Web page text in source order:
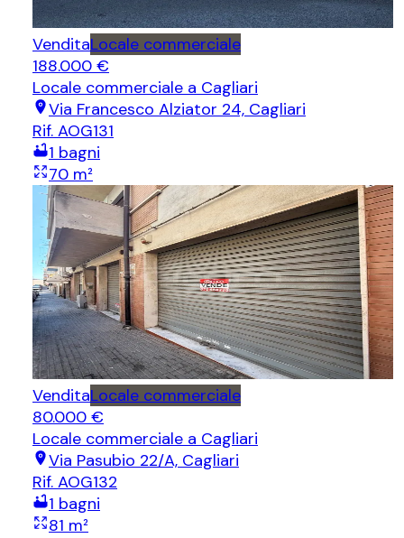
VenditaLocale commerciale
188.000 €
Locale commerciale a Cagliari
Via Francesco Alziator 24, Cagliari
Rif. AOG131
1 bagni
70 m²
VenditaLocale commerciale
80.000 €
Locale commerciale a Cagliari
Via Pasubio 22/A, Cagliari
Rif. AOG132
1 bagni
81 m²